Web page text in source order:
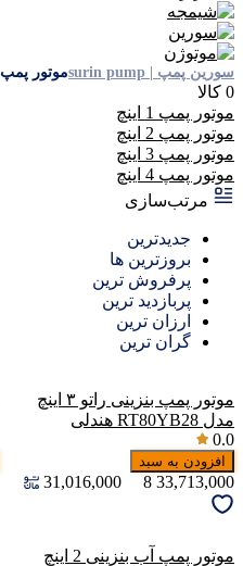
سورین پمپ | surin pump موتور پمپ
0 کالا
موتور پمپ 1 اینچ
موتور پمپ 2 اینچ
موتور پمپ 3 اینچ
موتور پمپ 4 اینچ
مرتب‌سازی
جدیدترین
بروزترین ها
پرفروش ترین
پربازدید ترین
ارزان ترین
گران ترین
موتور پمپ بنزینی راتو ۳ اینچ
مدل RT80YB28 هندلی
0.0
افزودن به سبد
33,713,000
8
31,016,000
موتور پمپ آب بنزینی 2 اینچ